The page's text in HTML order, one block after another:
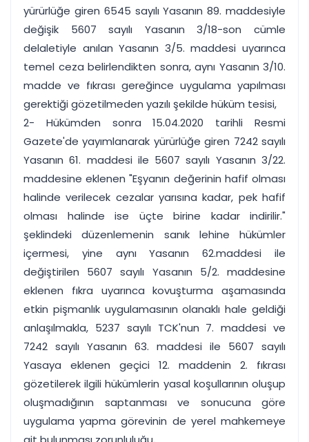
yürürlüğe giren 6545 sayılı Yasanın 89. maddesiyle
değişik 5607 sayılı Yasanın 3/18-son cümle
delaletiyle anılan Yasanın 3/5. maddesi uyarınca
temel ceza belirlendikten sonra, aynı Yasanın 3/10.
madde ve fıkrası gereğince uygulama yapılması
gerektiği gözetilmeden yazılı şekilde hüküm tesisi,
2- Hükümden sonra 15.04.2020 tarihli Resmi
Gazete'de yayımlanarak yürürlüğe giren 7242 sayılı
Yasanın 61. maddesi ile 5607 sayılı Yasanın 3/22.
maddesine eklenen "Eşyanın değerinin hafif olması
halinde verilecek cezalar yarısına kadar, pek hafif
olması halinde ise üçte birine kadar indirilir."
şeklindeki düzenlemenin sanık lehine hükümler
içermesi, yine aynı Yasanın 62.maddesi ile
değiştirilen 5607 sayılı Yasanın 5/2. maddesine
eklenen fıkra uyarınca kovuşturma aşamasında
etkin pişmanlık uygulamasının olanaklı hale geldiği
anlaşılmakla, 5237 sayılı TCK'nun 7. maddesi ve
7242 sayılı Yasanın 63. maddesi ile 5607 sayılı
Yasaya eklenen geçici 12. maddenin 2. fıkrası
gözetilerek ilgili hükümlerin yasal koşullarının oluşup
oluşmadığının saptanması ve sonucuna göre
uygulama yapma görevinin de yerel mahkemeye